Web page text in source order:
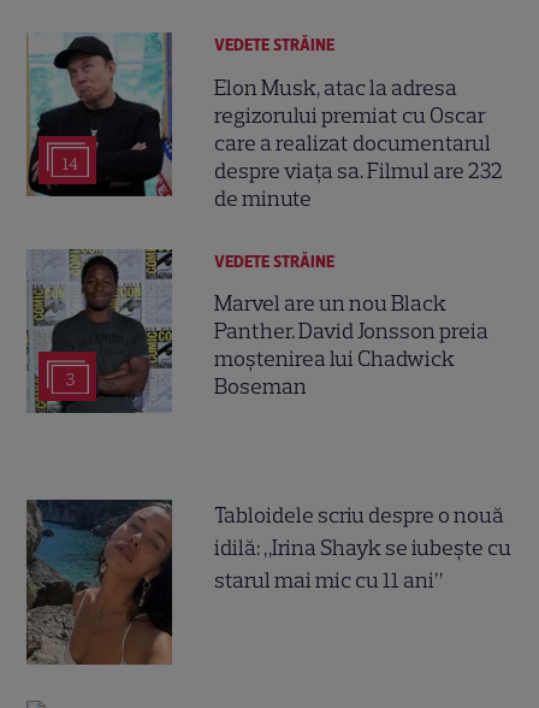
14
VEDETE STRĂINE
Elon Musk, atac la adresa
regizorului premiat cu Oscar
care a realizat documentarul
despre viața sa. Filmul are 232
de minute
3
VEDETE STRĂINE
Marvel are un nou Black
Panther. David Jonsson preia
moștenirea lui Chadwick
Boseman
Tabloidele scriu despre o nouă
idilă: „Irina Shayk se iubește cu
starul mai mic cu 11 ani”